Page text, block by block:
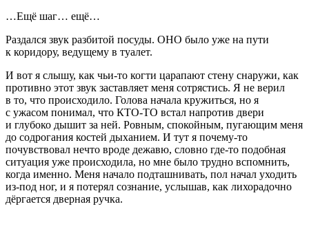
…Ещё шаг… ещё…
Раздался звук разбитой посуды. ОНО было уже на пути
к коридору, ведущему в туалет.
И вот я слышу, как чьи-то когти царапают стену снаружи, как
противно этот звук заставляет меня сотрястись. Я не верил
в то, что происходило. Голова начала кружиться, но я
с ужасом понимал, что КТО-ТО встал напротив двери
и глубоко дышит за ней. Ровным, спокойным, пугающим меня
до содрогания костей дыханием. И тут я почему-то
почувствовал нечто вроде дежавю, словно где-то подобная
ситуация уже происходила, но мне было трудно вспомнить,
когда именно. Меня начало подташнивать, пол начал уходить
из-под ног, и я потерял сознание, услышав, как лихорадочно
дёргается дверная ручка.